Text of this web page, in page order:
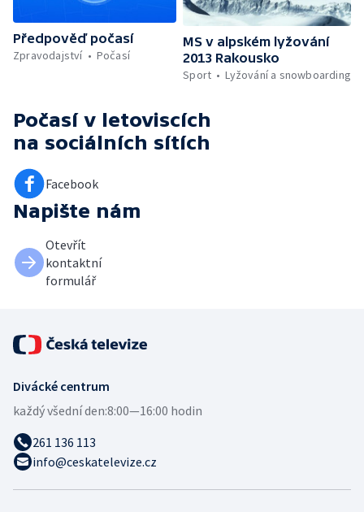
Předpověď počasí
Zpravodajství
Počasí
MS v alpském lyžování
2013 Rakousko
Sport
Lyžování a snowboarding
Počasí v letoviscích
na sociálních sítích
Facebook
Napište nám
Otevřít
kontaktní
formulář
Divácké centrum
každý všední den:8:00—16:00 hodin
261 136 113
info@ceskatelevize.cz